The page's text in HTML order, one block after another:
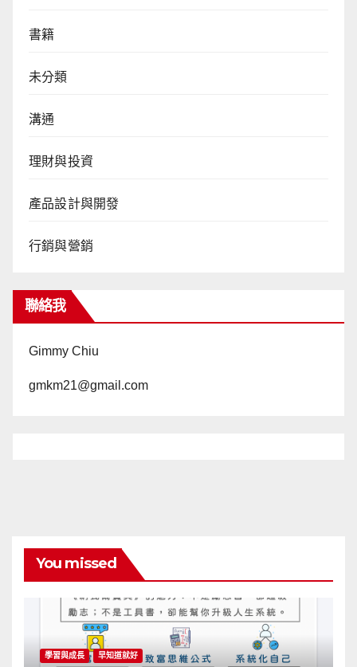
書籍
未分類
溝通
理財與投資
產品設計與開發
行銷與營銷
聯絡我
Gimmy Chiu
gmkm21@gmail.com
You missed
學習與成長 早知道就好